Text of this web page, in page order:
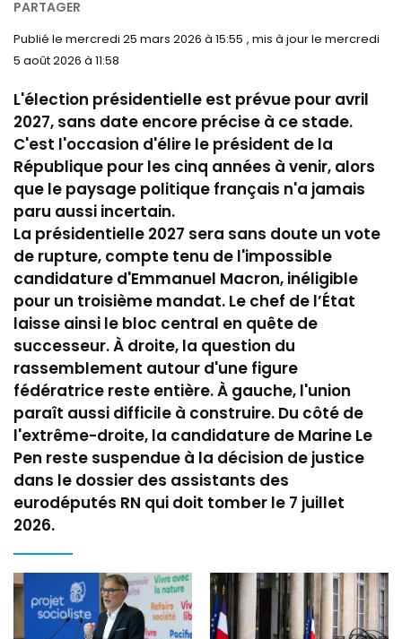
le mercredi 25 mars 2026 à 15:55
le mercredi
5 août 2026 à 11:58
L'élection présidentielle est prévue pour avril
2027, sans date encore précise à ce stade.
C'est l'occasion d'élire le président de la
République pour les cinq années à venir, alors
que le paysage politique français n'a jamais
paru aussi incertain.
La présidentielle 2027 sera sans doute un vote
de rupture, compte tenu de l'impossible
candidature d'Emmanuel Macron, inéligible
pour un troisième mandat. Le chef de l’État
laisse ainsi le bloc central en quête de
successeur. À droite, la question du
rassemblement autour d'une figure
fédératrice reste entière. À gauche, l'union
paraît aussi difficile à construire. Du côté de
l'extrême-droite, la candidature de Marine Le
Pen reste suspendue à la décision de justice
dans le dossier des assistants des
eurodéputés RN qui doit tomber le 7 juillet
2026.
Image Image